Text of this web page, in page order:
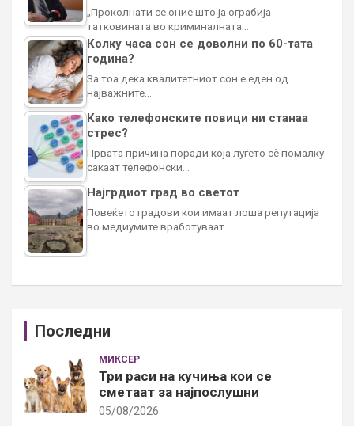
„Проколнати се оние што ја ограбија
татковината во криминалната…
Колку часа сон се доволни по 60-тата
година?
За тоа дека квалитетниот сон е еден од
најважните…
Како телефонските повици ни станаа
стрес?
Првата причина поради која луѓето сè помалку
сакаат телефонски…
Најгрдиот град во светот
Повеќето градови кои имаат лоша репутација
во медиумите вработуваат…
Последни
МИКСЕР
Три раси на кучиња кои се
сметаат за најпослушни
05/08/2026